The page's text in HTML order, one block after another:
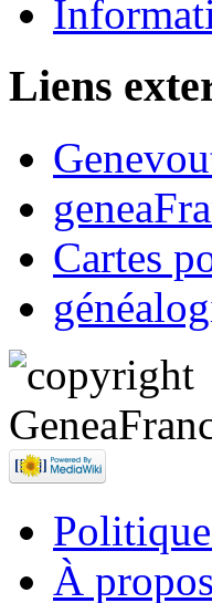
Liens
Cartes
À